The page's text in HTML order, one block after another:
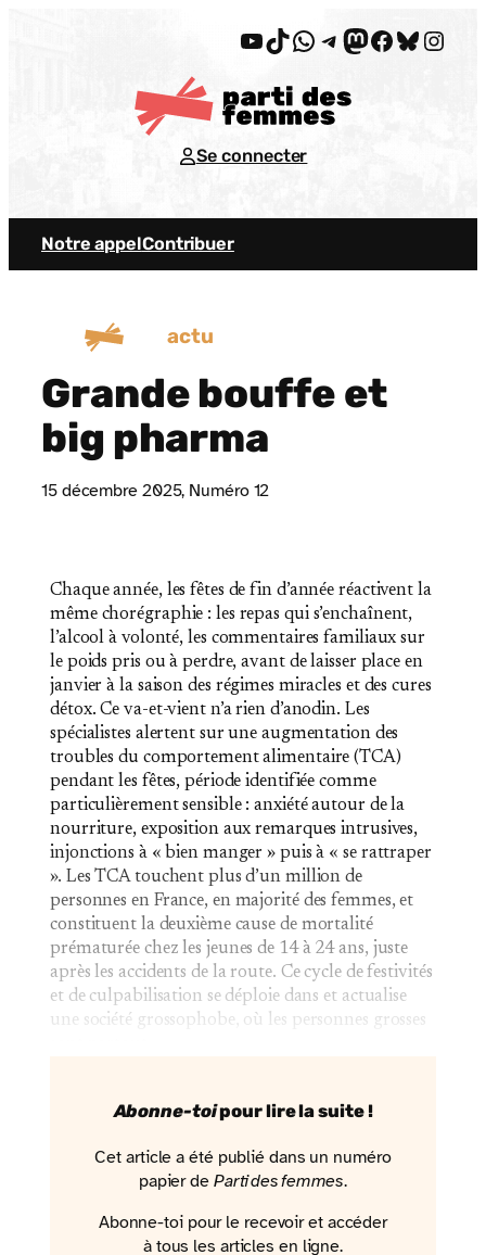
YouTube
TikTok
WhatsApp
Telegram
Mastodon
Facebook
Bluesky
Se connecter
Notre appelContribuer
actu
Grande bouffe et
big pharma
15 décembre 2025, Numéro 12
Chaque année, les fêtes de fin d’année réactivent la
même chorégraphie : les repas qui s’enchaînent,
l’alcool à volonté, les commentaires familiaux sur
le poids pris ou à perdre, avant de laisser place en
janvier à la saison des régimes miracles et des cures
détox. Ce va-et-vient n’a rien d’anodin. Les
spécialistes alertent sur une augmentation des
troubles du comportement alimentaire (TCA)
pendant les fêtes, période identifiée comme
particulièrement sensible : anxiété autour de la
nourriture, exposition aux remarques intrusives,
injonctions à « bien manger » puis à « se rattraper
». Les TCA touchent plus d’un million de
personnes en France, en majorité des femmes, et
constituent la deuxième cause de mortalité
prématurée chez les jeunes de 14 à 24 ans, juste
après les accidents de la route. Ce cycle de festivités
et de culpabilisation se déploie dans et actualise
une société grossophobe, où les personnes grosses
Abonne-toipour lire la suite !
Cet article a été publié dans un numéro
papier deParti des femmes.
Abonne-toi pour le recevoir et accéder
à tous les articles en ligne.